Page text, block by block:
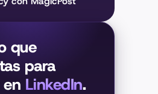
que
para
LinkedIn.